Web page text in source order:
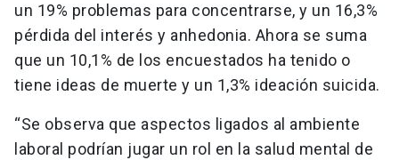
un 19% problemas para concentrarse, y un 16,3%
pérdida del interés y anhedonia. Ahora se suma
que un 10,1% de los encuestados ha tenido o
tiene ideas de muerte y un 1,3% ideación suicida.
“Se observa que aspectos ligados al ambiente
laboral podrían jugar un rol en la salud mental de